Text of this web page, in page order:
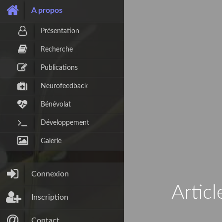
A propos
Présentation
Recherche
Publications
Neurofeedback
Bénévolat
Développement
Galerie
Connexion
Inscription